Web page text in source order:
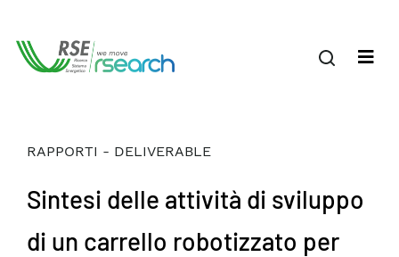
RAPPORTI - DELIVERABLE
Sintesi delle attività di sviluppo
di un carrello robotizzato per